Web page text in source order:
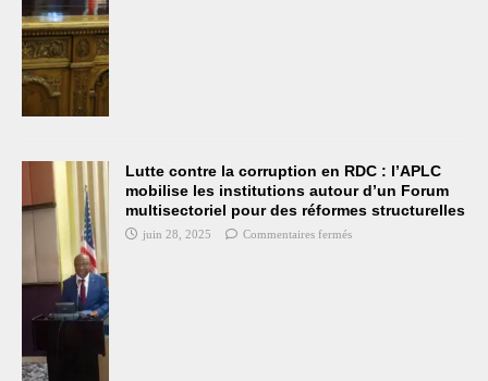
Lutte contre la corruption en RDC : l’APLC
mobilise les institutions autour d’un Forum
multisectoriel pour des réformes structurelles
juin 28, 2025 Commentaires fermés